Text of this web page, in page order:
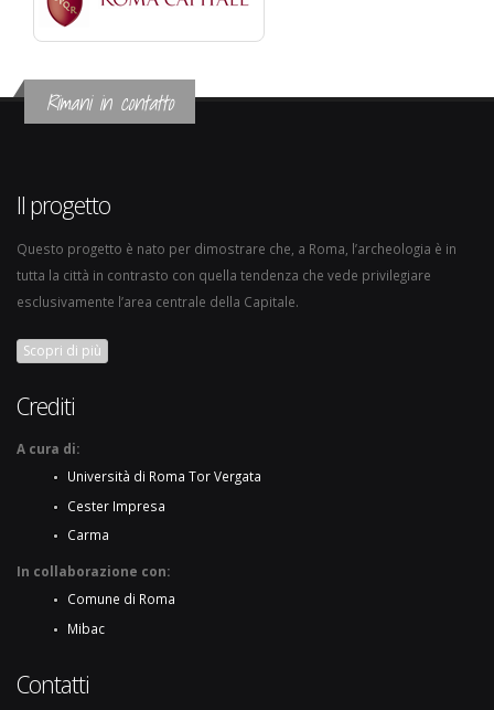
Rimani in contatto
Il progetto
Questo progetto è nato per dimostrare che, a Roma, l’archeologia è in
tutta la città in contrasto con quella tendenza che vede privilegiare
esclusivamente l’area centrale della Capitale.
Scopri di più
Crediti
A cura di:
Università di Roma Tor Vergata
Cester Impresa
Carma
In collaborazione con:
Comune di Roma
Mibac
Contatti